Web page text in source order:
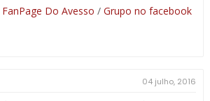
FanPage Do Avesso / Grupo no facebook
04 julho, 2016